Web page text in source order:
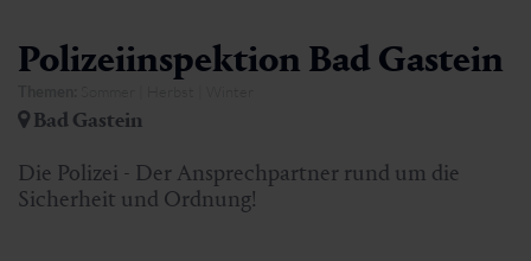
Polizeiinspektion Bad Gastein
Bad Gastein
Die Polizei - Der Ansprechpartner rund um die
Sicherheit und Ordnung!